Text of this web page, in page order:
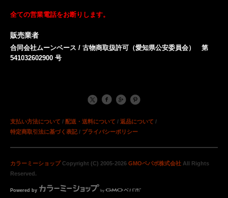
全ての営業電話をお断りします。
販売業者
合同会社ムーンベース / 古物商取扱許可（愛知県公安委員会） 第
541032602900 号
支払い方法について / 配送・送料について / 返品について /
特定商取引法に基づく表記/ プライバシーポリシー
カラーミーショップCopyright (C) 2005-2026 GMOペパボ株式会社 All Rights
Reserved.
Powered by